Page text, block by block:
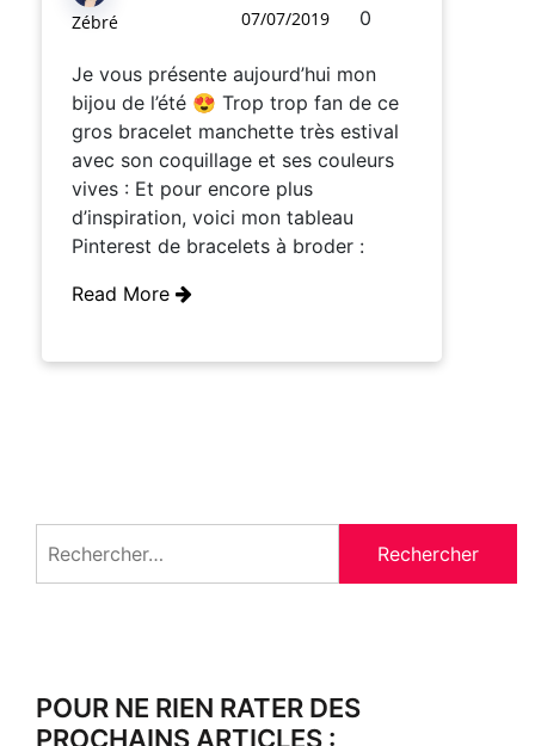
Zébré
07/07/2019 0
Je vous présente aujourd’hui mon
bijou de l’été 😍 Trop trop fan de ce
gros bracelet manchette très estival
avec son coquillage et ses couleurs
vives : Et pour encore plus
d’inspiration, voici mon tableau
Pinterest de bracelets à broder :
Read More
POUR NE RIEN RATER DES
PROCHAINS ARTICLES :